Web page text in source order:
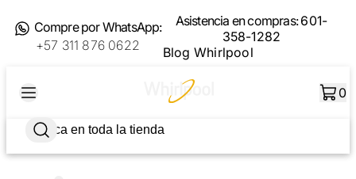
Compre por WhatsApp:
+57 311 876 0622
Asistencia en compras:601-
358-1282
Blog Whirlpool
0